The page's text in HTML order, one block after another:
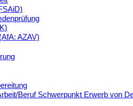
AZAV)
Beruf Schwerpunkt Erwerb von